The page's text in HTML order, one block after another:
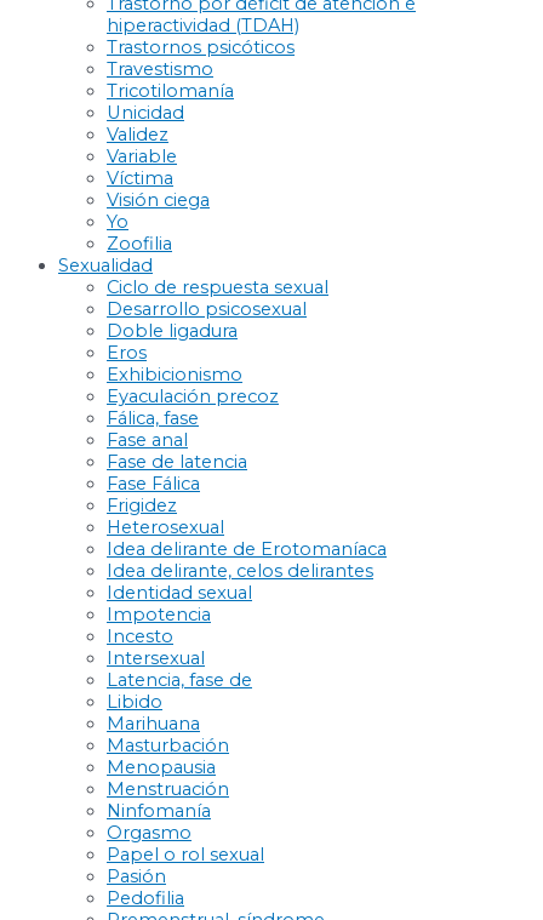
hiperactividad (TDAH)
Trastornos psicóticos
Travestismo
Tricotilomanía
Unicidad
Validez
Variable
Víctima
Visión ciega
Yo
Zoofilia
Sexualidad
Ciclo de respuesta sexual
Desarrollo psicosexual
Doble ligadura
Eros
Exhibicionismo
Eyaculación precoz
Fálica, fase
Fase anal
Fase de latencia
Fase Fálica
Frigidez
Heterosexual
Idea delirante de Erotomaníaca
Idea delirante, celos delirantes
Identidad sexual
Impotencia
Incesto
Intersexual
Latencia, fase de
Libido
Marihuana
Masturbación
Menopausia
Menstruación
Ninfomanía
Orgasmo
Papel o rol sexual
Pasión
Pedofilia